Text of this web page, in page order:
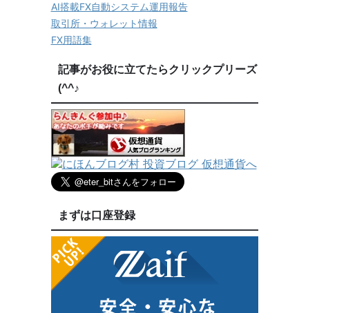
AI搭載FX自動システム運用報告
取引所・ウォレット情報
FX用語集
記事がお役に立てたらクリックプリーズ
(^^♪
まずは口座登録